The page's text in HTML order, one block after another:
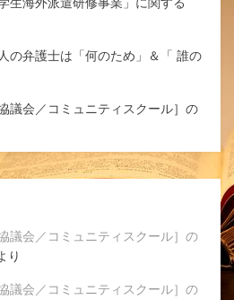
の弁護士は「何のため」＆「 誰の
議会／コミュニティスクール］の
議会／コミュニティスクール］の
り
議会／コミュニティスクール］の